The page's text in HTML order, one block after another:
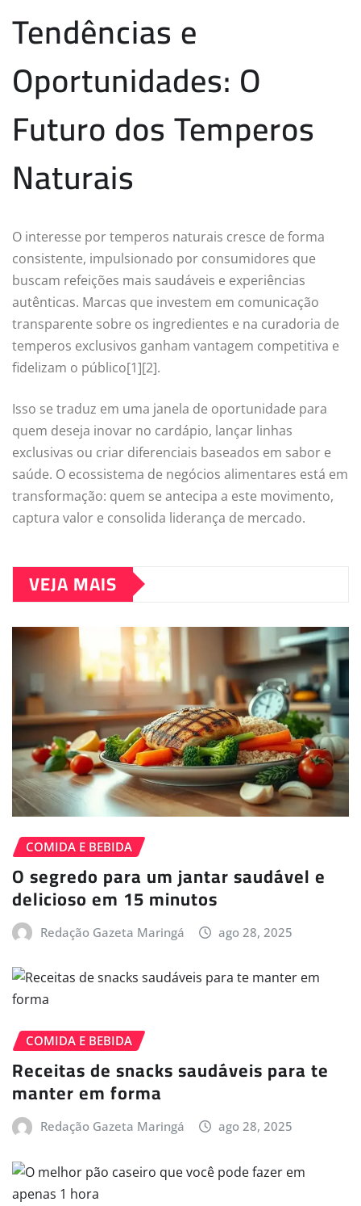
Tendências e
Oportunidades: O
Futuro dos Temperos
Naturais
O interesse por temperos naturais cresce de forma
consistente, impulsionado por consumidores que
buscam refeições mais saudáveis e experiências
autênticas. Marcas que investem em comunicação
transparente sobre os ingredientes e na curadoria de
temperos exclusivos ganham vantagem competitiva e
fidelizam o público[1][2].
Isso se traduz em uma janela de oportunidade para
quem deseja inovar no cardápio, lançar linhas
exclusivas ou criar diferenciais baseados em sabor e
saúde. O ecossistema de negócios alimentares está em
transformação: quem se antecipa a este movimento,
captura valor e consolida liderança de mercado.
VEJA MAIS
COMIDA E BEBIDA
O segredo para um jantar saudável e
delicioso em 15 minutos
Redação Gazeta Maringá ago 28, 2025
COMIDA E BEBIDA
Receitas de snacks saudáveis para te
manter em forma
Redação Gazeta Maringá ago 28, 2025